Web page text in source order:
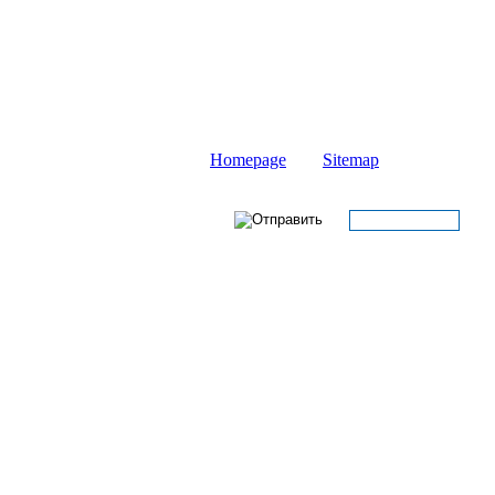
Homepage Sitemap